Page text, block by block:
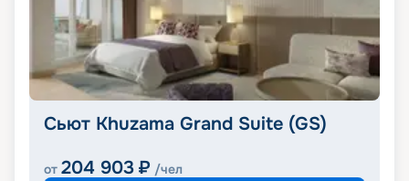
Сьют Khuzama Grand Suite (GS)
от 204 903 ₽ /чел